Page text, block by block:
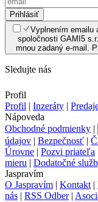
Prihlásiť
Vyplnením emailu
spoločnosti GAMI5
mnou zadaný e-mail.
Sledujte nás
Profil
Profil | Inzeráty |
Nápoveda
Obchodné podmienky |
údajov | Bezpečnosť |
Úrovne | Pozvi priateľa
mieru | Dodatočné
Jaspravím
O Jaspravím | Kontakt |
nás | RSS Odber|